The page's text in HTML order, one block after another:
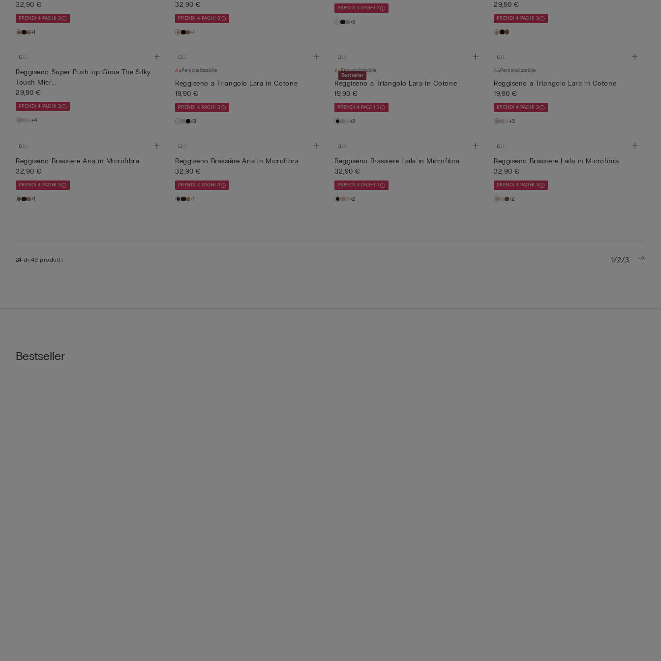
32,90 €
PRENDI 4 PAGHI 3
+1
32,90 €
PRENDI 4 PAGHI 3
+1
PRENDI 4 PAGHI 3
+3
29,90 €
PRENDI 4 PAGHI 3
Reggiseno Super Push-up Gioia The Silky
Touch Micr...
29,90 €
PRENDI 4 PAGHI 3
+4
Personalizzabile
Reggiseno a Triangolo Lara in Cotone
19,90 €
PRENDI 4 PAGHI 3
+3
Bestseller
Personalizzabile
Reggiseno a Triangolo Lara in Cotone
19,90 €
PRENDI 4 PAGHI 3
+3
Personalizzabile
Reggiseno a Triangolo Lara in Cotone
19,90 €
PRENDI 4 PAGHI 3
+3
Reggiseno Brassière Aria in Microfibra
32,90 €
PRENDI 4 PAGHI 3
+1
Reggiseno Brassière Aria in Microfibra
32,90 €
PRENDI 4 PAGHI 3
+1
Reggiseno Brassiere Laila in Microfibra
32,90 €
PRENDI 4 PAGHI 3
+2
Reggiseno Brassiere Laila in Microfibra
32,90 €
PRENDI 4 PAGHI 3
+2
24 di 49 prodotti 1/2/3
Bestseller